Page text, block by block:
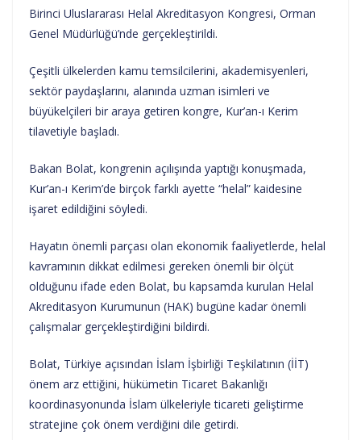
Birinci Uluslararası Helal Akreditasyon Kongresi, Orman
Genel Müdürlüğü’nde gerçekleştirildi.
Çeşitli ülkelerden kamu temsilcilerini, akademisyenleri,
sektör paydaşlarını, alanında uzman isimleri ve
büyükelçileri bir araya getiren kongre, Kur’an-ı Kerim
tilavetiyle başladı.
Bakan Bolat, kongrenin açılışında yaptığı konuşmada,
Kur’an-ı Kerim’de birçok farklı ayette “helal” kaidesine
işaret edildiğini söyledi.
Hayatın önemli parçası olan ekonomik faaliyetlerde, helal
kavramının dikkat edilmesi gereken önemli bir ölçüt
olduğunu ifade eden Bolat, bu kapsamda kurulan Helal
Akreditasyon Kurumunun (HAK) bugüne kadar önemli
çalışmalar gerçekleştirdiğini bildirdi.
Bolat, Türkiye açısından İslam İşbirliği Teşkilatının (İİT)
önem arz ettiğini, hükümetin Ticaret Bakanlığı
koordinasyonunda İslam ülkeleriyle ticareti geliştirme
stratejine çok önem verdiğini dile getirdi.